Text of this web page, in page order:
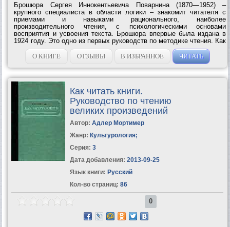
Брошюра Сергея Иннокентьевича Поварнина (1870—1952) –
крупного специалиста в области логики – знакомит читателя с
приемами и навыками рационального, наиболее
производительного чтения, с психологическими основами
восприятия и усвоения текста. Брошюра впервые была издана в
1924 году. Это одно из первых руководств по методике чтения. Как
писал C. И. Пoварнин в предисловии к изданию 1924 года, – это
«краткое введение в искусство чтения»....
О КНИГЕ ОТЗЫВЫ В ИЗБРАННОЕ ЧИТАТЬ
Как читать книги.
Руководство по чтению
великих произведений
Автор: Адлер Мортимер
Жанр: Культурология;
Серия: 3
Дата добавления: 2013-09-25
Язык книги: Русский
Кол-во страниц: 86
0